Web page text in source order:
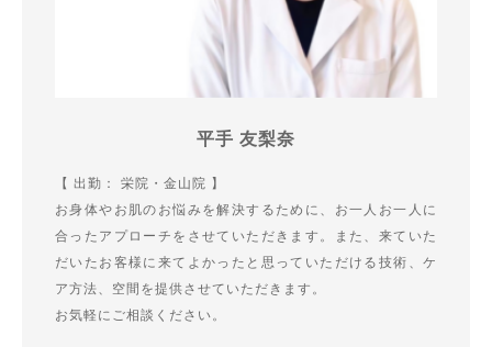
平手 友梨奈
【 出勤： 栄院・金山院 】
お身体やお肌のお悩みを解決するために、お一人お一人に
合ったアプローチをさせていただきます。また、来ていた
だいたお客様に来てよかったと思っていただける技術、ケ
ア方法、空間を提供させていただきます。
お気軽にご相談ください。